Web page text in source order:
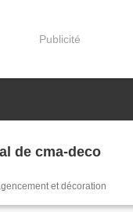
Publicité
de cma-deco
et décoration